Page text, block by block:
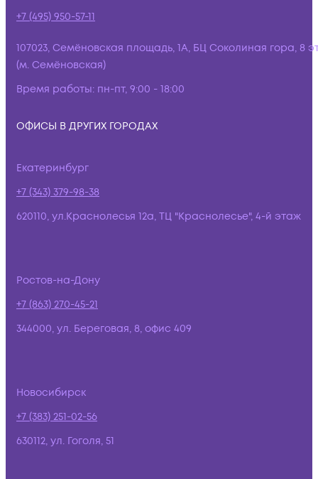
+7 (495) 950-57-11
107023, Семёновская площадь, 1А, БЦ Соколиная гора, 8
(м. Семёновская)
Время работы: пн-пт, 9:00 - 18:00
ОФИСЫ В ДРУГИХ ГОРОДАХ
Екатеринбург
+7 (343) 379-98-38
620110, ул.Краснолесья 12а, ТЦ "Краснолесье", 4-й этаж
Ростов-на-Дону
+7 (863) 270-45-21
344000, ул. Береговая, 8, офис 409
Новосибирск
+7 (383) 251-02-56
630112, ул. Гоголя, 51